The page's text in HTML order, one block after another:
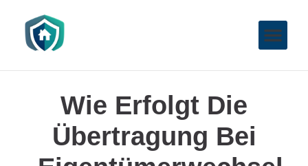
Wie Erfolgt Die
Übertragung Bei